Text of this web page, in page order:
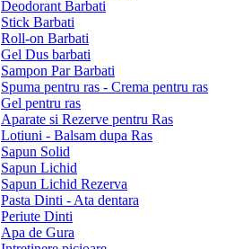
Deodorant Barbati
Stick Barbati
Roll-on Barbati
Gel Dus barbati
Sampon Par Barbati
Spuma pentru ras - Crema pentru ras
Gel pentru ras
Aparate si Rezerve pentru Ras
Lotiuni - Balsam dupa Ras
Sapun Solid
Sapun Lichid
Sapun Lichid Rezerva
Pasta Dinti - Ata dentara
Periute Dinti
Apa de Gura